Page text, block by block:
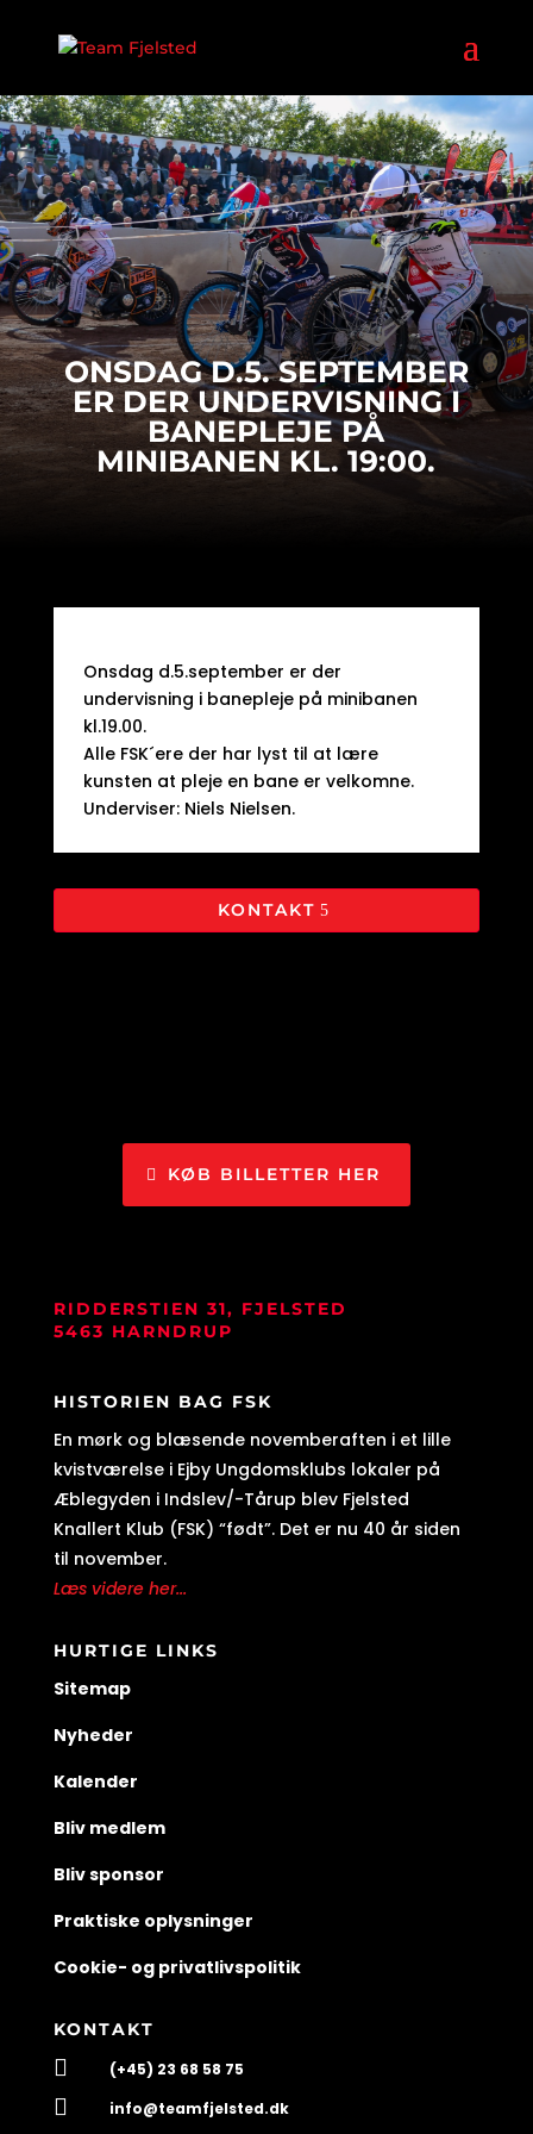
ONSDAG D.5. SEPTEMBER
ER DER UNDERVISNING I
BANEPLEJE PÅ
MINIBANEN KL. 19:00.
Onsdag d.5.september er der
undervisning i banepleje på minibanen
kl.19.00.
Alle FSK´ere der har lyst til at lære
kunsten at pleje en bane er velkomne.
Underviser: Niels Nielsen.
KONTAKT
KØB BILLETTER HER
RIDDERSTIEN 31, FJELSTED
5463 HARNDRUP
HISTORIEN BAG FSK
En mørk og blæsende novemberaften i et lille
kvistværelse i Ejby Ungdomsklubs lokaler på
Æblegyden i Indslev/-Tårup blev Fjelsted
Knallert Klub (FSK) “født”. Det er nu 40 år siden
til november.
Læs videre her...
HURTIGE LINKS
Sitemap
Nyheder
Kalender
Bliv medlem
Bliv sponsor
Praktiske oplysninger
Cookie- og privatlivspolitik
KONTAKT
 (+45) 23 68 58 75
 info@teamfjelsted.dk